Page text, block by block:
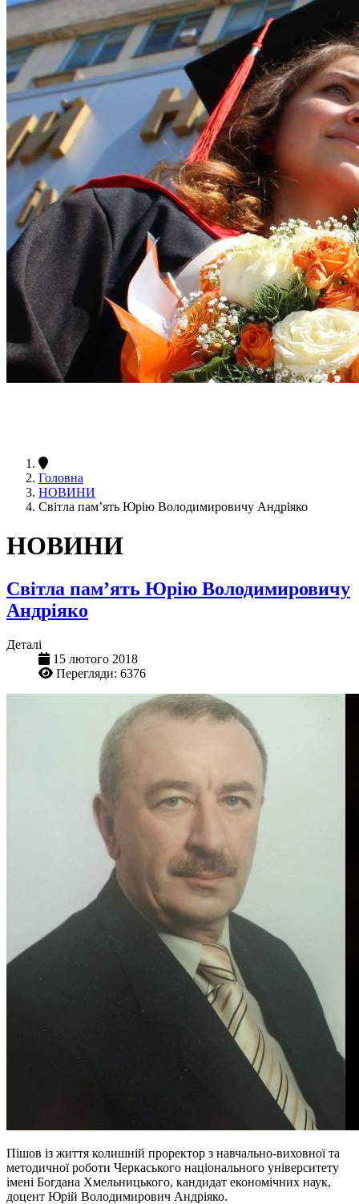
Головна
НОВИНИ
Світла пам’ять Юрію Володимировичу Андріяко
НОВИНИ
Світла пам’ять Юрію Володимировичу
Андріяко
Деталі
15 лютого 2018
Перегляди: 6376
Пішов із життя колишній проректор з навчально-виховної та
методичної роботи Черкаського національного університету
імені Богдана Хмельницького, кандидат економічних наук,
доцент Юрій Володимирович Андріяко.